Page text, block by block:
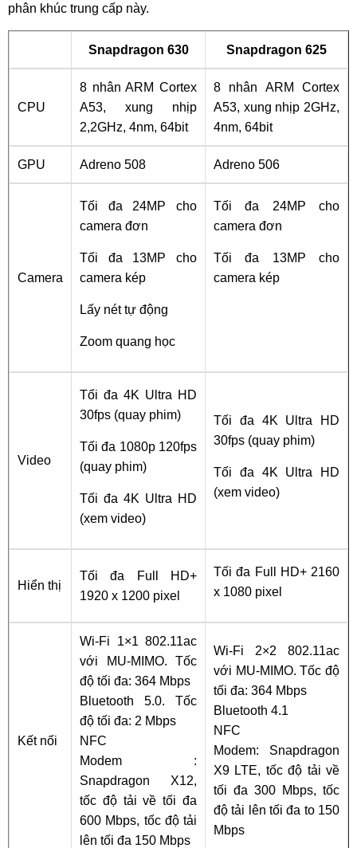
phân khúc trung cấp này.
Snapdragon 630 Snapdragon 625
CPU
8 nhân ARM Cortex
A53, xung nhịp
2,2GHz, 4nm, 64bit
8 nhân ARM Cortex
A53, xung nhịp 2GHz,
4nm, 64bit
GPU Adreno 508 Adreno 506
Camera
Tối đa 24MP cho
camera đơn
Tối đa 13MP cho
camera kép
Lấy nét tự động
Zoom quang học
Tối đa 24MP cho
camera đơn
Tối đa 13MP cho
camera kép
Video
Tối đa 4K Ultra HD
30fps (quay phim)
Tối đa 1080p 120fps
(quay phim)
Tối đa 4K Ultra HD
(xem video)
Tối đa 4K Ultra HD
30fps (quay phim)
Tối đa 4K Ultra HD
(xem video)
Hiển thị
Tối đa Full HD+
1920 x 1200 pixel
Tối đa Full HD+ 2160
x 1080 pixel
Kết nối
Wi-Fi 1×1 802.11ac
với MU-MIMO. Tốc
độ tối đa: 364 Mbps
Bluetooth 5.0. Tốc
độ tối đa: 2 Mbps
NFC
Modem :
Snapdragon X12,
tốc độ tải về tối đa
600 Mbps, tốc độ tải
lên tối đa 150 Mbps
Wi-Fi 2×2 802.11ac
với MU-MIMO. Tốc độ
tối đa: 364 Mbps
Bluetooth 4.1
NFC
Modem: Snapdragon
X9 LTE, tốc độ tải về
tối đa 300 Mbps, tốc
độ tải lên tối đa to 150
Mbps